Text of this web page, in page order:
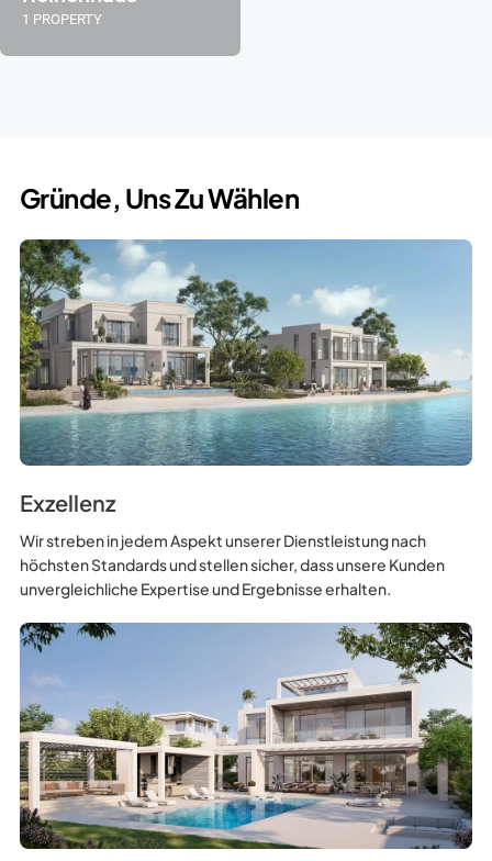
1 PROPERTY
Gründe, Uns Zu Wählen
Exzellenz
Wir streben in jedem Aspekt unserer Dienstleistung nach
höchsten Standards und stellen sicher, dass unsere Kunden
unvergleichliche Expertise und Ergebnisse erhalten.